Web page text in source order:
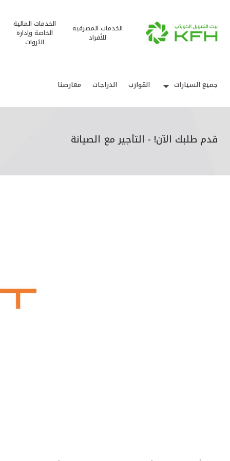
الخدمات المصرفية
للأفراد
الخدمات المالية
الخاصة وإدارة
الثروات
جميع السيارات القوارب الدراجات معارضنا
قدم طلبك الآن! - التأجير مع الصيانة